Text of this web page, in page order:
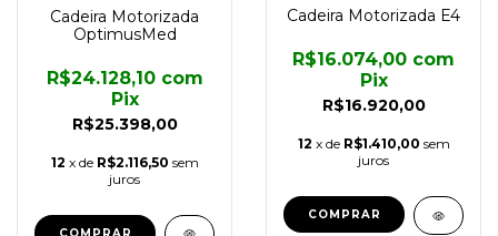
Cadeira Motorizada
OptimusMed
R$25.398,00
R$24.128,10 com
Pix
12 x de R$2.116,50 sem
juros
Cadeira Motorizada E4
R$16.920,00
R$16.074,00 com
Pix
12 x de R$1.410,00 sem
juros
COMPRAR